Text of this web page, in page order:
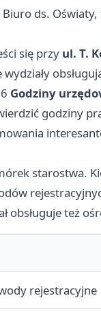
ds.
się przy ul. T.
Godziny
godziny
starostwa.
obsługuje też
rejestracyjne